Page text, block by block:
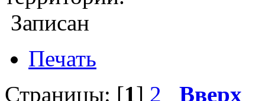
Записан
Печать
Страницы: [1] 2
Вверх